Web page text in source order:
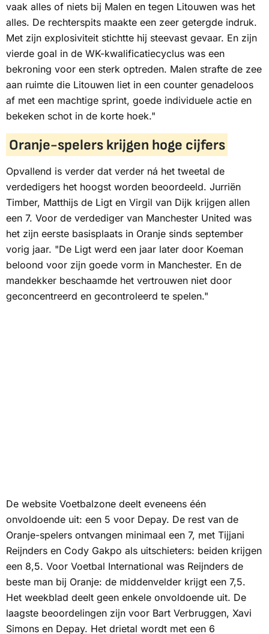
vaak alles of niets bij Malen en tegen Litouwen was het
alles. De rechterspits maakte een zeer getergde indruk.
Met zijn explosiviteit stichtte hij steevast gevaar. En zijn
vierde goal in de WK-kwalificatiecyclus was een
bekroning voor een sterk optreden. Malen strafte de zee
aan ruimte die Litouwen liet in een counter genadeloos
af met een machtige sprint, goede individuele actie en
bekeken schot in de korte hoek."
Oranje-spelers krijgen hoge cijfers
Opvallend is verder dat verder ná het tweetal de
verdedigers het hoogst worden beoordeeld. Jurriën
Timber, Matthijs de Ligt en Virgil van Dijk krijgen allen
een 7. Voor de verdediger van Manchester United was
het zijn eerste basisplaats in Oranje sinds september
vorig jaar. "De Ligt werd een jaar later door Koeman
beloond voor zijn goede vorm in Manchester. En de
mandekker beschaamde het vertrouwen niet door
geconcentreerd en gecontroleerd te spelen."
De website Voetbalzone deelt eveneens één
onvoldoende uit: een 5 voor Depay. De rest van de
Oranje-spelers ontvangen minimaal een 7, met Tijjani
Reijnders en Cody Gakpo als uitschieters: beiden krijgen
een 8,5. Voor Voetbal International was Reijnders de
beste man bij Oranje: de middenvelder krijgt een 7,5.
Het weekblad deelt geen enkele onvoldoende uit. De
laagste beoordelingen zijn voor Bart Verbruggen, Xavi
Simons en Depay. Het drietal wordt met een 6